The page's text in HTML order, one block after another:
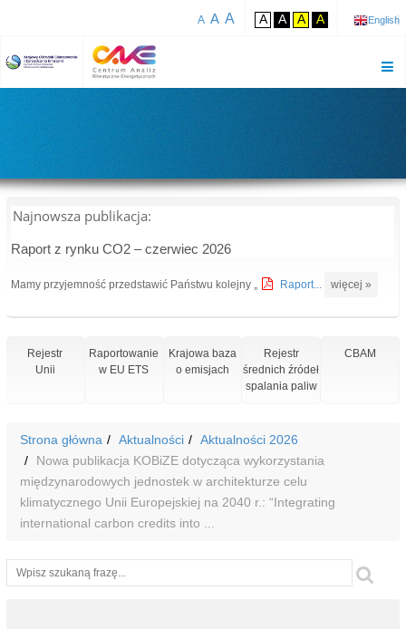
A A A A A A A English
Najnowsza publikacja:
Raport z rynku CO2 – czerwiec 2026
Mamy przyjemność przedstawić Państwu kolejny „ Raport... więcej »
Rejestr
Unii
Raportowanie
w EU ETS
Krajowa baza
o emisjach
Rejestr
średnich źródeł
spalania paliw
CBAM
Strona główna Aktualności
Aktualności 2026
Nowa publikacja KOBiZE dotycząca wykorzystania
międzynarodowych jednostek w architekturze celu
klimatycznego Unii Europejskiej na 2040 r.: “Integrating
international carbon credits into ...
Wyszukiwarka